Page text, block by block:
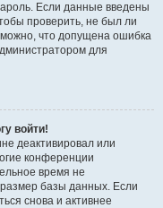
Если данные введены
проверить, не был ли
что допущена ошибка
для
войти!
деактивировал или
конференции
время не
базы данных. Если
снова и активнее